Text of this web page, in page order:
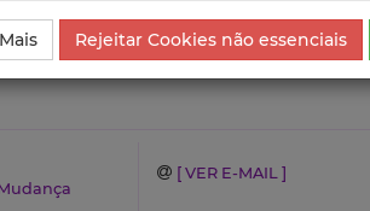
[ VER E-MAIL ]
Rejeitar Cookies não essenciais